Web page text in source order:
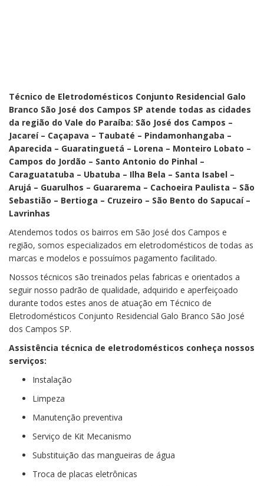
Técnico de Eletrodomésticos Conjunto Residencial Galo
Branco São José dos Campos SP atende todas as cidades
da região do Vale do Paraíba: São José dos Campos –
Jacareí – Caçapava – Taubaté – Pindamonhangaba –
Aparecida – Guaratinguetá – Lorena – Monteiro Lobato –
Campos do Jordão – Santo Antonio do Pinhal –
Caraguatatuba – Ubatuba – Ilha Bela – Santa Isabel –
Arujá – Guarulhos – Guararema – Cachoeira Paulista – São
Sebastião – Bertioga – Cruzeiro – São Bento do Sapucaí –
Lavrinhas
Atendemos todos os bairros em São José dos Campos e
região, somos especializados em eletrodomésticos de todas as
marcas e modelos e possuímos pagamento facilitado.
Nossos técnicos são treinados pelas fabricas e orientados a
seguir nosso padrão de qualidade, adquirido e aperfeiçoado
durante todos estes anos de atuação em Técnico de
Eletrodomésticos Conjunto Residencial Galo Branco São José
dos Campos SP.
Assistência técnica de eletrodomésticos conheça nossos
serviços:
Instalação
Limpeza
Manutenção preventiva
Serviço de Kit Mecanismo
Substituição das mangueiras de água
Troca de placas eletrônicas